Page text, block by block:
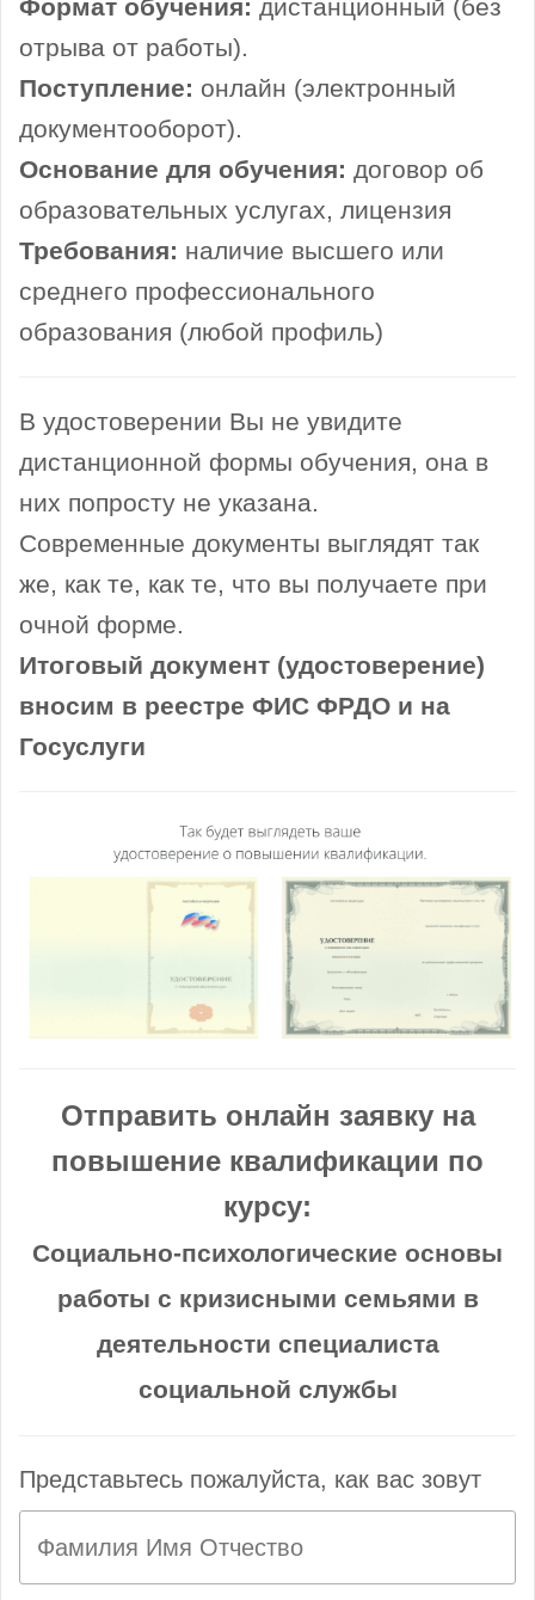
Формат обучения: дистанционный (без
отрыва от работы).
Поступление: онлайн (электронный
документооборот).
Основание для обучения: договор об
образовательных услугах, лицензия
Требования: наличие высшего или
среднего профессионального
образования (любой профиль)
В удостоверении Вы не увидите
дистанционной формы обучения, она в
них попросту не указана.
Современные документы выглядят так
же, как те, как те, что вы получаете при
очной форме.
Итоговый документ (удостоверение)
вносим в реестре ФИС ФРДО и на
Госуслуги
Отправить онлайн заявку на
повышение квалификации по
курсу:
Социально-психологические основы
работы с кризисными семьями в
деятельности специалиста
социальной службы
Представьтесь пожалуйста, как вас зовут